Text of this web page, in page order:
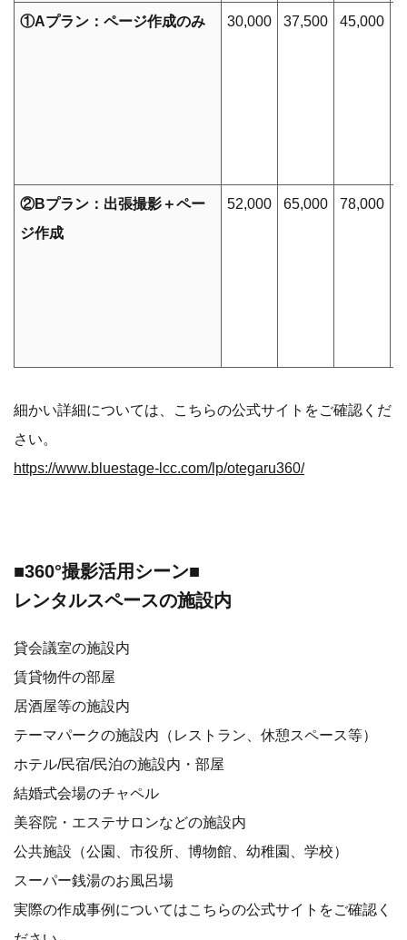
①Aプラン：ページ作成のみ 30,000 37,500 45,000
②Bプラン：出張撮影＋ペー
ジ作成
52,000 65,000 78,000
細かい詳細については、こちらの公式サイトをご確認くだ
さい。
https://www.bluestage-lcc.com/lp/otegaru360/
■360°撮影活用シーン■
レンタルスペースの施設内
貸会議室の施設内
賃貸物件の部屋
居酒屋等の施設内
テーマパークの施設内（レストラン、休憩スペース等）
ホテル/民宿/民泊の施設内・部屋
結婚式会場のチャペル
美容院・エステサロンなどの施設内
公共施設（公園、市役所、博物館、幼稚園、学校）
スーパー銭湯のお風呂場
実際の作成事例についてはこちらの公式サイトをご確認く